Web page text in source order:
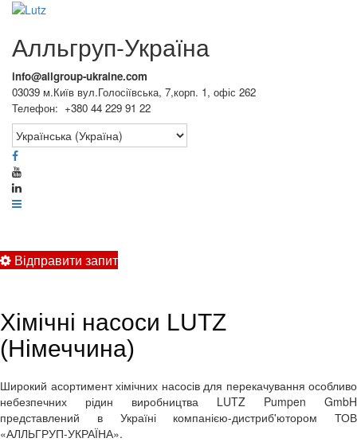
Алльгруп-Україна
info@allgroup-ukraine.com
03039 м.Київ вул.Голосіївська, 7,корп. 1, офіс 262
Телефон: +380 44 229 91 22
Відправити запит
Хімічні насоси LUTZ
(Німеччина)
Широкий асортимент хімічних насосів для перекачування особливо
небезпечних рідин виробництва LUTZ Pumpen GmbH
представлений в Україні компанією-дистриб'ютором ТОВ
«АЛЛЬГРУП-УКРАЇНА».